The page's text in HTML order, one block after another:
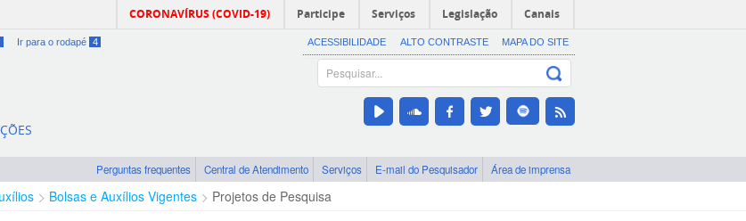
CORONAVÍRUS (COVID-19) Participe Serviços Legislação Canais
Ir para o rodapé 4 ACESSIBILIDADE ALTO CONTRASTE MAPA DO SITE
Perguntas frequentes Central de Atendimento Serviços E-mail do Pesquisador Área de imprensa
Bolsas e Auxílios Vigentes Projetos de Pesquisa